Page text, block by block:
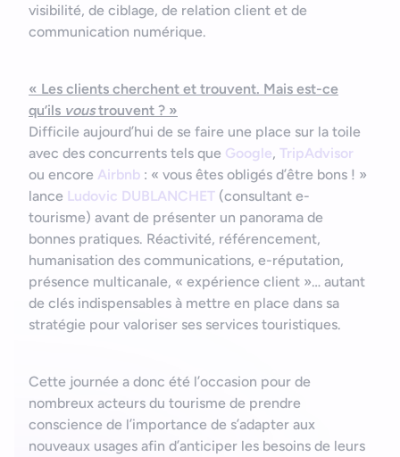
visibilité, de ciblage, de relation client et de
communication numérique.
« Les clients cherchent et trouvent. Mais est-ce
qu’ils voustrouvent ? »
Difficile aujourd’hui de se faire une place sur la toile
avec des concurrents tels que Google, TripAdvisor
ou encore Airbnb : « vous êtes obligés d’être bons ! »
lance Ludovic DUBLANCHET (consultant e-
tourisme) avant de présenter un panorama de
bonnes pratiques. Réactivité, référencement,
humanisation des communications, e-réputation,
présence multicanale, « expérience client »… autant
de clés indispensables à mettre en place dans sa
stratégie pour valoriser ses services touristiques.
Cette journée a donc été l’occasion pour de
nombreux acteurs du tourisme de prendre
conscience de l’importance de s’adapter aux
nouveaux usages afin d’anticiper les besoins de leurs